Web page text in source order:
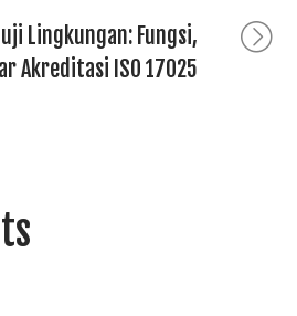
Lingkungan: Fungsi,
Akreditasi ISO 17025